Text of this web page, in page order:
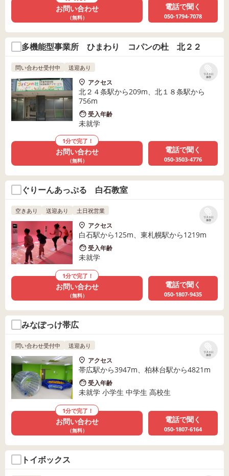
お問い合わせ
（無料）
電話で聞く
050-1794-7078
多機能型事業所 ひまわり コパンの杜 北２２
リストに
保存
問い合わせ受付中 送迎あり
アクセス
北２４条駅から209m、北１８条駅から
756m
受入年齢
未就学
1分で完了！
お問い合わせ
（無料）
電話で聞く
050-3503-4776
ぐりーんあっぷる 白石教室
リストに
保存
空きあり 送迎あり 土日祝営業
アクセス
白石駅から125m、東札幌駅から1219m
受入年齢
未就学
1分で完了！
お問い合わせ
（無料）
電話で聞く
050-1807-9435
みなぽっけ帯広
リストに
保存
問い合わせ受付中 送迎あり
アクセス
帯広駅から3947m、柏林台駅から4821m
受入年齢
未就学 小学生 中学生 高校生
1分で完了！
お問い合わせ
（無料）
電話で聞く
050-1807-6164
トイボックス